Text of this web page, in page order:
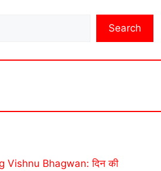
Search
Vishnu Bhagwan: दिन की